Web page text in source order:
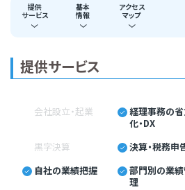
提供
サービス
基本
情報
アクセス
マップ
提供サービス
会社設立・起業
経理事務の
化・DX
黒字決算 決算・税務申
自社の業績把握
部門別の業
理